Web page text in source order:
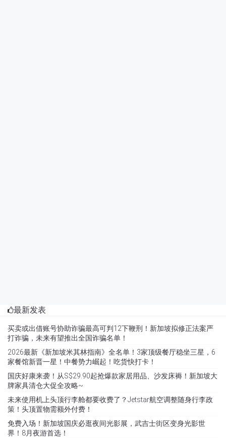
最新发表
买卖或出借账号协助诈骗最高可判12下鞭刑！新加坡拟修正法案严
打诈骗，未来有望推出全国诈骗名单！
2026最新《新加坡米其林指南》全名单！3家顶级餐厅稳坐三星，6
家餐馆新晋一星！中餐势力崛起！吃货快打卡！
国庆好康来袭！从S$29.90起抢爆款家居用品、沙发床褥！新加坡大
牌家具清仓大促全攻略~
未来使用机上头顶行李舱都要收费了？Jetstar航空调整随身行李政
策！头顶置物需额外付费！
免费入场！新加坡国庆必逛夜间光影展，武吉士街区变身光影世
界！8月夜游首选！